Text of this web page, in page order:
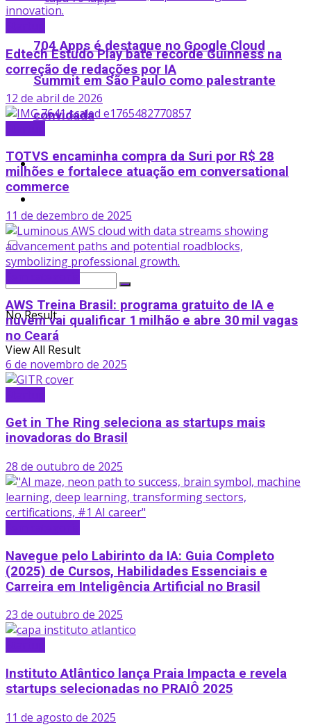
704 Apps é destaque no Google Cloud
Summit em São Paulo como palestrante
convidada
Podcast
No Result
View All Result
Edtech Estudo Play bate recorde Guinness na
correção de redações por IA
12 de abril de 2026
TOTVS encaminha compra da Suri por R$ 28
milhões e fortalece atuação em conversational
commerce
11 de dezembro de 2025
AWS Treina Brasil: programa gratuito de IA e
nuvem vai qualificar 1 milhão e abre 30 mil vagas
no Ceará
6 de novembro de 2025
Get in The Ring seleciona as startups mais
inovadoras do Brasil
28 de outubro de 2025
Navegue pelo Labirinto da IA: Guia Completo
(2025) de Cursos, Habilidades Essenciais e
Carreira em Inteligência Artificial no Brasil
23 de outubro de 2025
Instituto Atlântico lança Praia Impacta e revela
startups selecionadas no PRAIÔ 2025
11 de agosto de 2025